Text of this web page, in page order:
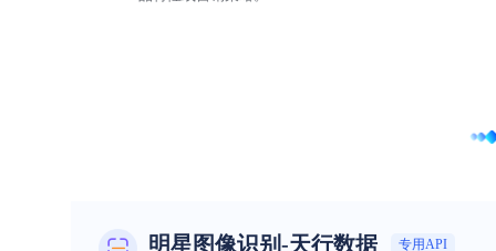
明星图像识别-天行数据 专用API